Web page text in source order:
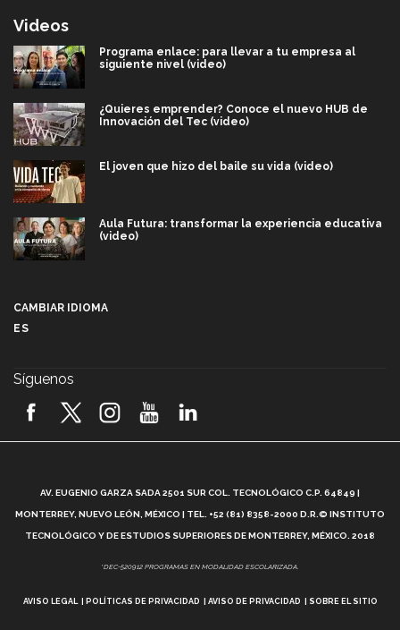
Videos
Programa enlace: para llevar a tu empresa al
siguiente nivel (video)
¿Quieres emprender? Conoce el nuevo HUB de
Innovación del Tec (video)
El joven que hizo del baile su vida (video)
Aula Futura: transformar la experiencia educativa
(video)
2026! (video)
¿Cómo es el Modelo Educativo Tec? (video)
Vida Tec: Feminismo e Inteligencia Artificial, Paola
CAMBIAR IDIOMA
ES
Síguenos
AV. EUGENIO GARZA SADA 2501 SUR COL. TECNOLÓGICO C.P. 64849 |
MONTERREY, NUEVO LEÓN, MÉXICO | TEL. +52 (81) 8358-2000 D.R.© INSTITUTO
TECNOLÓGICO Y DE ESTUDIOS SUPERIORES DE MONTERREY, MÉXICO. 2018
*DEC-520912 PROGRAMAS EN MODALIDAD ESCOLARIZADA.
AVISO LEGAL POLÍTICAS DE PRIVACIDAD AVISO DE PRIVACIDAD SOBRE EL SITIO